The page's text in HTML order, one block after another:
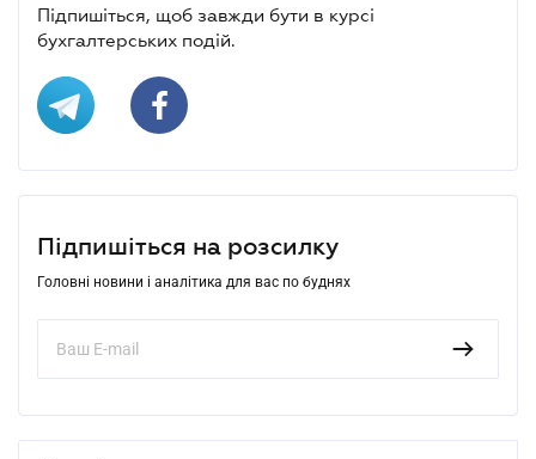
Підпишіться, щоб завжди бути в курсі
бухгалтерських подій.
Підпишіться на розсилку
Головні новини і аналітика для вас по буднях